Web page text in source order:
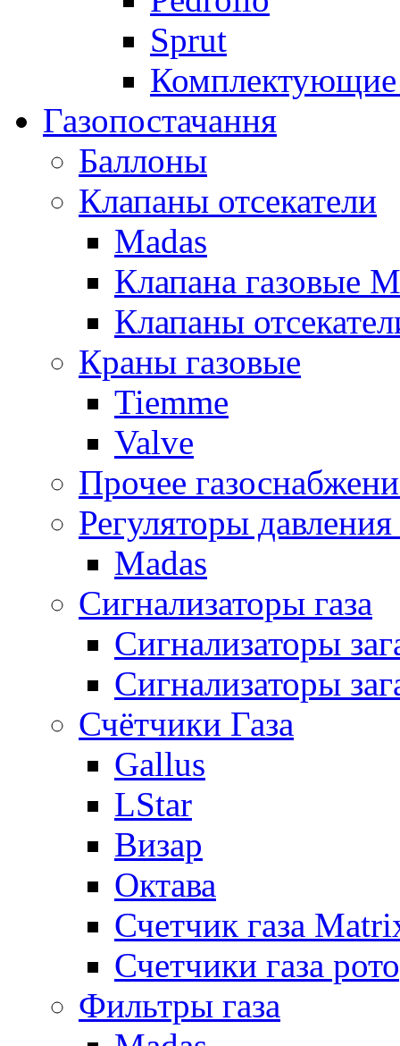
Sprut
Комплектующие
Газопостачання
Баллоны
Клапаны отсекатели
Madas
Клапана газовые
Клапаны
Краны газовые
Tiemme
Valve
Прочее
Регуляторы давления
Madas
Сигнализаторы газа
Сигнализаторы
Сигнализаторы
Счётчики Газа
Gallus
LStar
Визар
Октава
Счетчик газа
Счетчики газа
Фильтры газа